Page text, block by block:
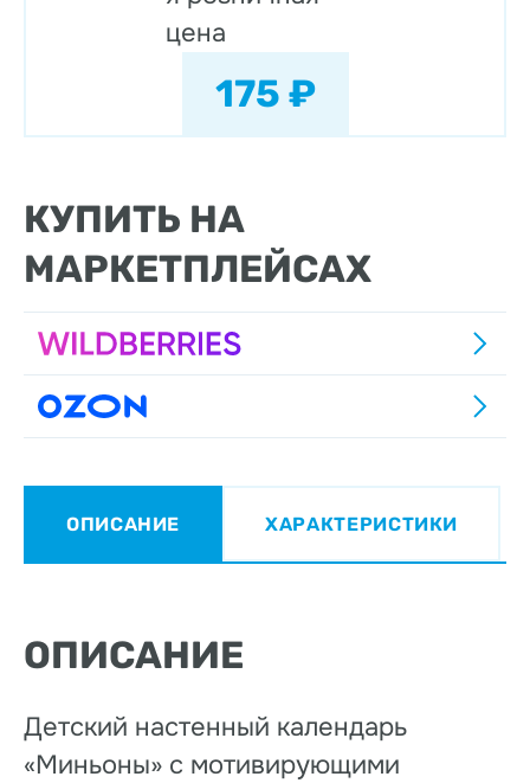
цена
175 ₽
КУПИТЬ НА
МАРКЕТПЛЕЙСАХ
ОПИСАНИЕ ХАРАКТЕРИСТИКИ
ОПИСАНИЕ
Детский настенный календарь
«Миньоны» с мотивирующими